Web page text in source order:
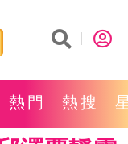
熱門 熱搜